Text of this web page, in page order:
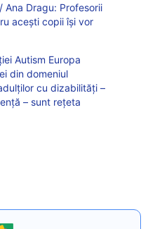
Ana Dragu: Profesorii
acești copii își vor
Autism Europa
din domeniul
cu dizabilități –
– sunt rețeta